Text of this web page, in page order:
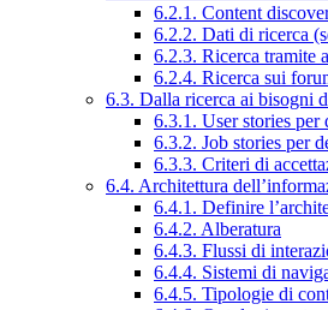
6.2.1. Content
6.2.2. Dati di ricerca
6.2.3. Ricerca tramite
6.2.4. Ricerca sui
6.3. Dalla ricerca ai bisogni
6.3.1. User stories
6.3.2. Job stories per
6.3.3. Criteri di
6.4. Architettura
6.4.1. Definire
6.4.2. Alberatura
6.4.3. Flussi di
6.4.4. Sistemi di
6.4.5. Tipologie di